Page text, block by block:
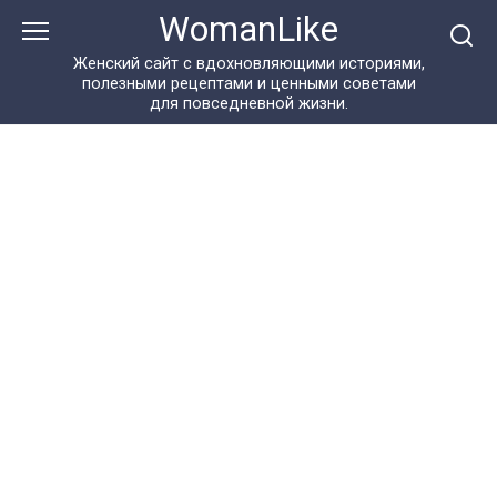
WomanLike
Женский сайт с вдохновляющими историями,
полезными рецептами и ценными советами
для повседневной жизни.